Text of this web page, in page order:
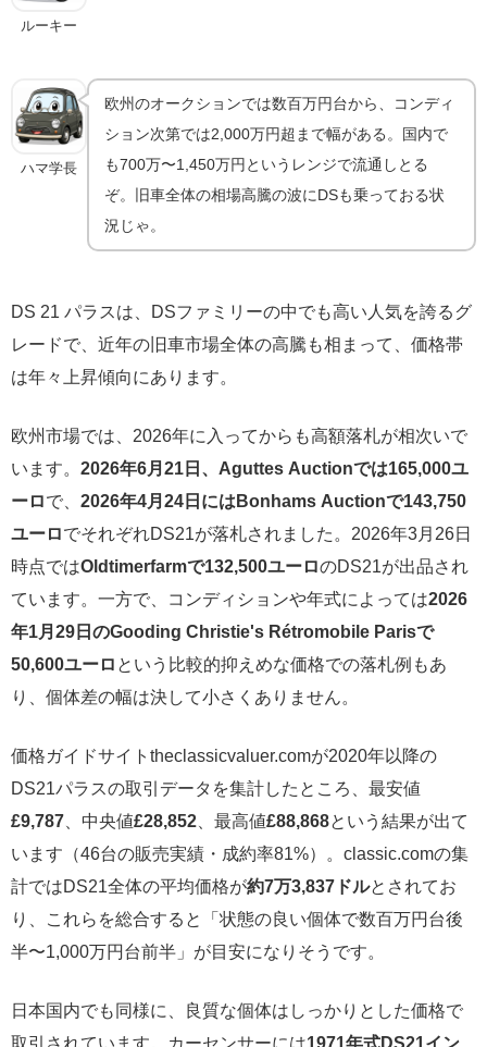
ルーキー
ハマ学長
欧州のオークションでは数百万円台から、コンディ
ション次第では2,000万円超まで幅がある。国内で
も700万〜1,450万円というレンジで流通しとる
ぞ。旧車全体の相場高騰の波にDSも乗っておる状
況じゃ。
DS 21 パラスは、DSファミリーの中でも高い人気を誇るグ
レードで、近年の旧車市場全体の高騰も相まって、価格帯
は年々上昇傾向にあります。
欧州市場では、2026年に入ってからも高額落札が相次いで
います。 2026年6月21日、Aguttes Auctionでは165,000ユ
ーロで、 2026年4月24日にはBonhams Auctionで143,750
ユーロでそれぞれDS21が落札されました。2026年3月26日
時点ではOldtimerfarmで132,500ユーロのDS21が出品され
ています。一方で、コンディションや年式によっては2026
年1月29日のGooding Christie's Rétromobile Parisで
50,600ユーロ という比較的抑えめな価格での落札例もあ
り、個体差の幅は決して小さくありません。
価格ガイドサイトtheclassicvaluer.comが2020年以降の
DS21パラスの取引データを集計したところ、最安値
£9,787 、中央値£28,852 、最高値£88,868という結果が出て
います（46台の販売実績・成約率81%）。classic.comの集
計ではDS21全体の平均価格が約7万3,837ドルとされてお
り、これらを総合すると「状態の良い個体で数百万円台後
半〜1,000万円台前半」が目安になりそうです。
日本国内でも同様に、良質な個体はしっかりとした価格で
取引されています。カーセンサーには1971年式DS21イン